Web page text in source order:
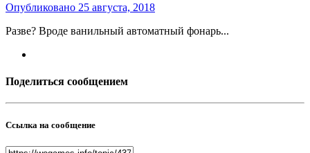
Опубликовано 25 августа, 2018
Разве? Вроде ванильный автоматный фонарь...
Поделиться сообщением
Ссылка на сообщение